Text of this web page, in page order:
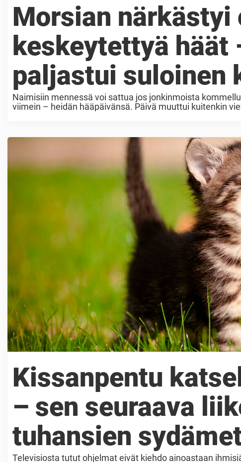
Morsian närkästyi
keskeytettyä
paljastui suloinen
Naimisiin mennessä voi sattua jos jonkinmoista
viimein – heidän hääpäivänsä. Päivä muuttui kuitenkin
Kissanpentu
– sen seuraava
tuhansien
Televisiosta tutut ohjelmat eivät kiehdo ainoastaan